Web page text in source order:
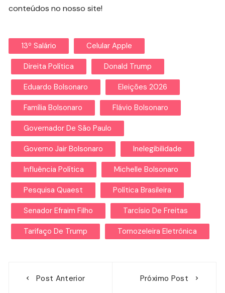
conteúdos no nosso site!
13º Salário Celular Apple
Direita Política Donald Trump
Eduardo Bolsonaro Eleições 2026
Família Bolsonaro Flávio Bolsonaro
Governador De São Paulo
Governo Jair Bolsonaro Inelegibilidade
Influência Política Michelle Bolsonaro
Pesquisa Quaest Política Brasileira
Senador Efraim Filho Tarcísio De Freitas
Tarifaço De Trump Tornozeleira Eletrônica
Post Anterior Próximo Post